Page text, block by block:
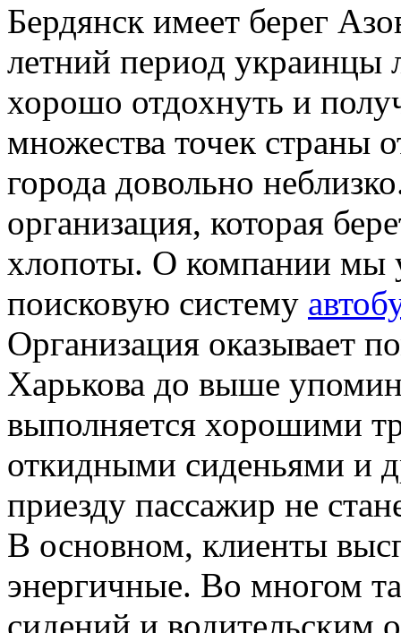
Бeрдянск имeeт берег
летний период украинцы
хорошо отдохнуть и
множества точек страны
города довольно
организация, которая
хлопоты. О компании мы
поисковую систему
Организация оказывает
Харькова до выше
выполняется хорошими
откидными сиденьями и
приезду пассажир не
В основном, клиенты
энергичные. Во многом
сидений и